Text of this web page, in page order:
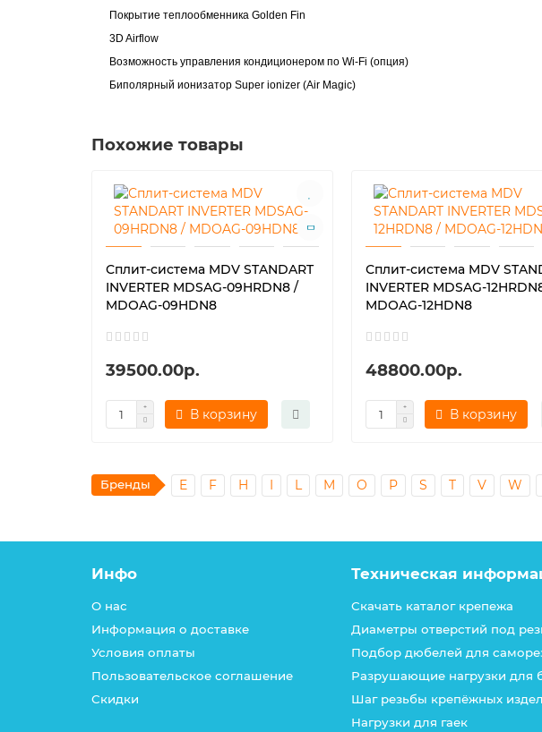
Покрытие теплообменника Golden Fin
3D Airflow
Возможность управления кондиционером по Wi-Fi (опция)
Биполярный ионизатор Super ionizer (Air Magic)
Похожие товары
Сплит-система MDV STANDART
INVERTER MDSAG-09HRDN8 /
MDOAG-09HDN8
39500.00р.
В корзину
Сплит-система MDV
INVERTER MDSAG-
MDOAG-12HDN8
48800.00р.
В корзину
Бренды E F H I L M O P S T V W
Инфо
О нас
Информация о доставке
Условия оплаты
Пользовательское соглашение
Скидки
Техническая
Скачать каталог крепежа
Диаметры отверстий под
Подбор дюбелей для
Разрушающие нагрузки для
Шаг резьбы крепёжных
Нагрузки для гаек